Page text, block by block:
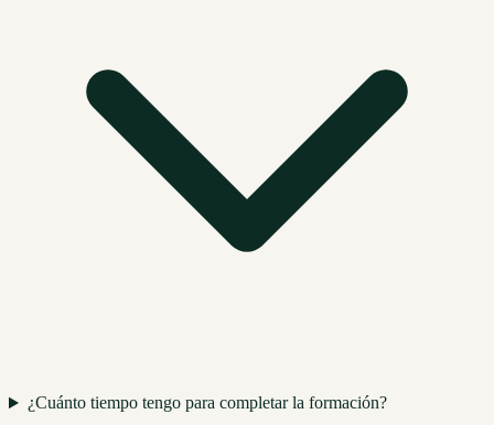
¿Cuánto tiempo tengo para completar la formación?